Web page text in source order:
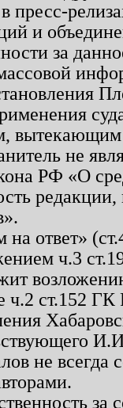
пресс-
и
за
вытекающим
не
РФ «О
на ответ»
ч.3
ч.2 ст.152
не